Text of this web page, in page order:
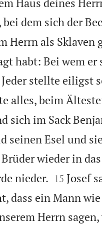
Haus deines
dem sich der
Herrn als Sklaven
habt: Bei wem
Jeder stellte eiligst
alles, beim
sich im Sack
seinen Esel und
wieder in
nieder.
15 Josef
dass ein Mann
Herrn